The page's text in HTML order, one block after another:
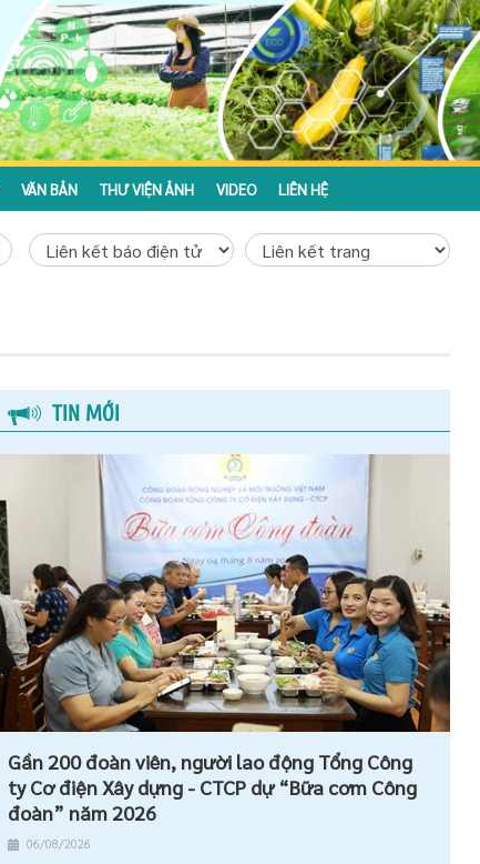
VĂN BẢN THƯ VIỆN ẢNH VIDEO LIÊN HỆ
TIN MỚI
Gần 200 đoàn viên, người lao động Tổng Công
ty Cơ điện Xây dựng - CTCP dự “Bữa cơm Công
đoàn” năm 2026
06/08/2026